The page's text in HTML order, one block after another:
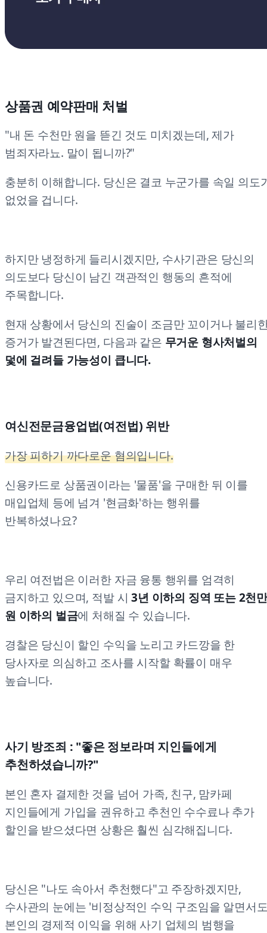
상품권 예약판매 처벌
"내 돈 수천만 원을 뜯긴 것도 미치겠는데, 제가
범죄자라뇨. 말이 됩니까?"
충분히 이해합니다. 당신은 결코 누군가를 속일 의도
없었을 겁니다.
하지만 냉정하게 들리시겠지만, 수사기관은 당신의
의도보다 당신이 남긴 객관적인 행동의 흔적에
주목합니다.
현재 상황에서 당신의 진술이 조금만 꼬이거나 불리
증거가 발견된다면, 다음과 같은 무거운 형사처벌의
덫에 걸려들 가능성이 큽니다.
여신전문금융업법(여전법) 위반
가장 피하기 까다로운 혐의입니다.
신용카드로 상품권이라는 '물품'을 구매한 뒤 이를
매입업체 등에 넘겨 '현금화'하는 행위를
반복하셨나요?
우리 여전법은 이러한 자금 융통 행위를 엄격히
금지하고 있으며, 적발 시3년 이하의 징역 또는 2천
원 이하의 벌금에 처해질 수 있습니다.
경찰은 당신이 할인 수익을 노리고 카드깡을 한
당사자로 의심하고 조사를 시작할 확률이 매우
높습니다.
사기 방조죄 : "좋은 정보라며 지인들에게
추천하셨습니까?"
본인 혼자 결제한 것을 넘어 가족, 친구, 맘카페
지인들에게 가입을 권유하고 추천인 수수료나 추가
할인을 받으셨다면 상황은 훨씬 심각해집니다.
당신은 "나도 속아서 추천했다"고 주장하겠지만,
수사관의 눈에는 '비정상적인 수익 구조임을 알면서
본인의 경제적 이익을 위해 사기 업체의 범행을